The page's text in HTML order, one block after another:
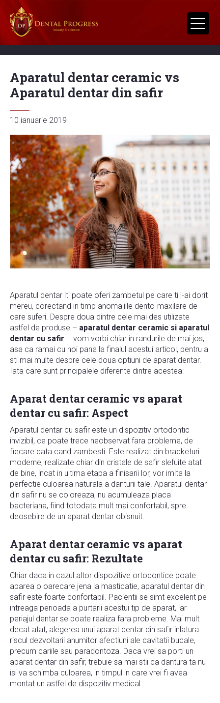
Aparatul dentar ceramic vs
Aparatul dentar din safir
10 ianuarie 2019
Aparatul dentar iti poate oferi zambetul pe care ti l-ai dorit
mereu, corectand in timp anomaliile dento-maxilare de
care suferi. Despre doua dintre cele mai des utilizate
astfel de produse – aparatul dentar ceramic si aparatul
dentar cu safir – vom vorbi chiar in randurile de mai jos,
asa ca ramai cu noi pana la finalul acestui articol, pentru a
sti mai multe despre cele doua optiuni de aparat dentar.
Iata care sunt principalele diferente dintre acestea:
Aparat dentar ceramic vs aparat
dentar cu safir: Aspect
Aparatul dentar cu safir este un dispozitiv ortodontic
invizibil, ce poate trece neobservat fara probleme, de
fiecare data cand zambesti. Este realizat din bracketuri
moderne, realizate chiar din cristale de safir slefuite atat
de bine, incat in ultima etapa a finisarii lor, vor imita la
perfectie culoarea naturala a danturii tale. Aparatul dentar
din safir nu se coloreaza, nu acumuleaza placa
bacteriana, fiind totodata mult mai confortabil, spre
deosebire de un aparat dentar obisnuit.
Aparat dentar ceramic vs aparat
dentar cu safir: Rezultate
Chiar daca in cazul altor dispozitive ortodontice poate
aparea o oarecare jena la masticatie, aparatul dentar din
safir este foarte confortabil. Pacientii se simt excelent pe
intreaga perioada a purtarii acestui tip de aparat, iar
periajul dentar se poate realiza fara probleme. Mai mult
decat atat, alegerea unui aparat dentar din safir inlatura
riscul dezvoltarii anumitor afectiuni ale cavitatii bucale,
precum cariile sau paradontoza. Daca vrei sa porti un
aparat dentar din safir, trebuie sa mai stii ca dantura ta nu
isi va schimba culoarea, in timpul in care vrei fi avea
montat un astfel de dispozitiv medical.